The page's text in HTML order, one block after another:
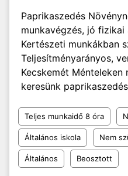
Paprikaszedés
munkavégzés, jó
Kertészeti munkákban
Teljesítményarányos,
Kecskemét
keresünk
Teljes munkaidő 8 óra
Általános iskola Nem
Általános Beosztott